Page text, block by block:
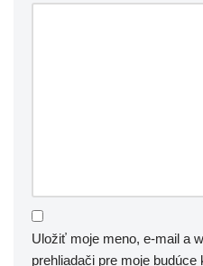
Uložiť moje meno, e-mail a
prehliadači pre moje budúce